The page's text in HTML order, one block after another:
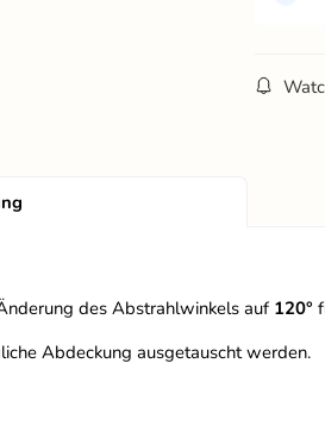
des Abstrahlwinkels auf 120°
Abdeckung ausgetauscht werden.